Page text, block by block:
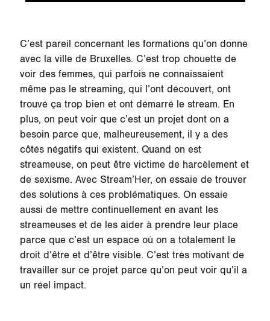
C’est pareil concernant les formations qu’on donne
avec la ville de Bruxelles. C’est trop chouette de
voir des femmes, qui parfois ne connaissaient
même pas le streaming, qui l’ont découvert, ont
trouvé ça trop bien et ont démarré le stream. En
plus, on peut voir que c’est un projet dont on a
besoin parce que, malheureusement, il y a des
côtés négatifs qui existent. Quand on est
streameuse, on peut être victime de harcèlement et
de sexisme. Avec Stream’Her, on essaie de trouver
des solutions à ces problématiques. On essaie
aussi de mettre continuellement en avant les
streameuses et de les aider à prendre leur place
parce que c’est un espace où on a totalement le
droit d’être et d’être visible. C’est très motivant de
travailler sur ce projet parce qu’on peut voir qu’il a
un réel impact.